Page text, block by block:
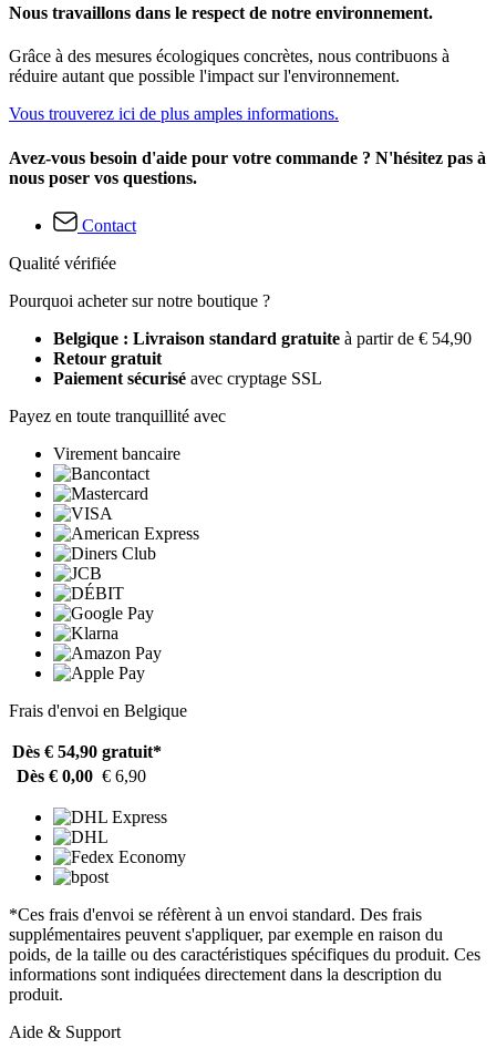
Nous travaillons dans le respect de notre environnement.
Grâce à des mesures écologiques concrètes, nous contribuons à
réduire autant que possible l'impact sur l'environnement.
Vous trouverez ici de plus amples informations.
Avez-vous besoin d'aide pour votre commande ? N'hésitez pas à
nous poser vos questions.
Contact
Qualité vérifiée
Pourquoi acheter sur notre boutique ?
Belgique : Livraison standard gratuite à partir de € 54,90
Retour gratuit
Paiement sécurisé avec cryptage SSL
Payez en toute tranquillité avec
Virement bancaire
Frais d'envoi en Belgique
Dès € 54,90 gratuit*
Dès € 0,00 € 6,90
*Ces frais d'envoi se réfèrent à un envoi standard. Des frais
supplémentaires peuvent s'appliquer, par exemple en raison du
poids, de la taille ou des caractéristiques spécifiques du produit. Ces
informations sont indiquées directement dans la description du
produit.
Aide & Support